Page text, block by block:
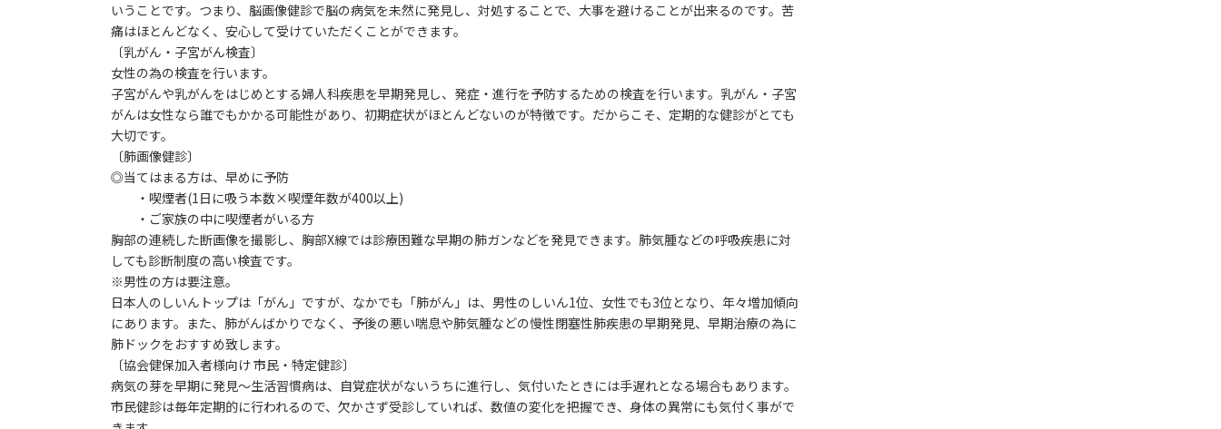
いうことです。つまり、脳画像健診で脳の病気を未然に発見し、対処することで、大事を避けることが出来るのです。苦
痛はほとんどなく、安心して受けていただくことができます。
〔乳がん・子宮がん検査〕
女性の為の検査を行います。
子宮がんや乳がんをはじめとする婦人科疾患を早期発見し、発症・進行を予防するための検査を行います。乳がん・子宮
がんは女性なら誰でもかかる可能性があり、初期症状がほとんどないのが特徴です。だからこそ、定期的な健診がとても
大切です。
〔肺画像健診〕
◎当てはまる方は、早めに予防
・喫煙者(1日に吸う本数×喫煙年数が400以上)
・ご家族の中に喫煙者がいる方
胸部の連続した断画像を撮影し、胸部X線では診療困難な早期の肺ガンなどを発見できます。肺気腫などの呼吸疾患に対
しても診断制度の高い検査です。
※男性の方は要注意。
日本人のしいんトップは「がん」ですが、なかでも「肺がん」は、男性のしいん1位、女性でも3位となり、年々増加傾向
にあります。また、肺がんばかりでなく、予後の悪い喘息や肺気腫などの慢性閉塞性肺疾患の早期発見、早期治療の為に
肺ドックをおすすめ致します。
〔協会健保加入者様向け 市民・特定健診〕
病気の芽を早期に発見～生活習慣病は、自覚症状がないうちに進行し、気付いたときには手遅れとなる場合もあります。
市民健診は毎年定期的に行われるので、欠かさず受診していれば、数値の変化を把握でき、身体の異常にも気付く事がで